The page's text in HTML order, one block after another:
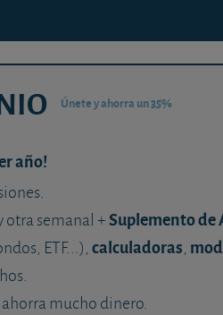
Únete y ahorra un 35%
año!
otra semanal +Suplemento de
ETF...), calculadoras,
mucho dinero.